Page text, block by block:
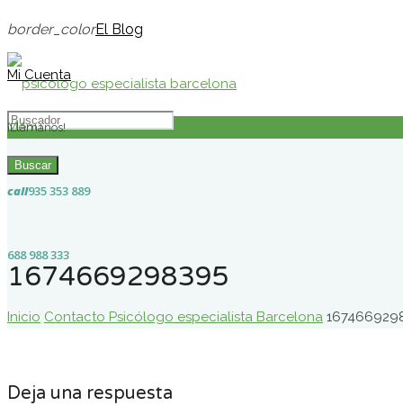
border_colorEl Blog
Mi Cuenta
Buscar
Menú
call935 353 889
688 988 333
¡Llámanos!
1674669298395
Inicio Contacto Psicólogo especialista Barcelona
Deja una respuesta